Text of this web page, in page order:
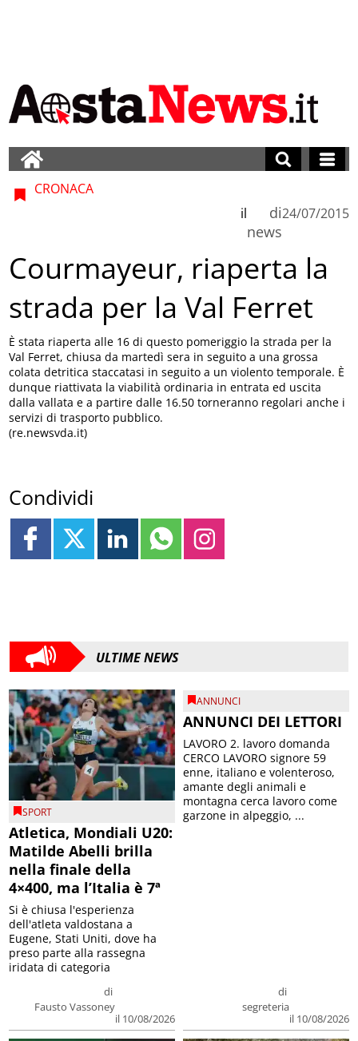
CRONACA
di
news
il 24/07/2015
Courmayeur, riaperta la
strada per la Val Ferret
È stata riaperta alle 16 di questo pomeriggio la strada per la
Val Ferret, chiusa da martedì sera in seguito a una grossa
colata detritica staccatasi in seguito a un violento temporale. È
dunque riattivata la viabilità ordinaria in entrata ed uscita
dalla vallata e a partire dalle 16.50 torneranno regolari anche i
servizi di trasporto pubblico.
(re.newsvda.it)
Condividi
ULTIME NEWS
SPORT
Atletica, Mondiali U20:
Matilde Abelli brilla
nella finale della
4×400, ma l’Italia è 7ª
di
Fausto Vassoney
il 10/08/2026
Si è chiusa l'esperienza
dell'atleta valdostana a
Eugene, Stati Uniti, dove ha
preso parte alla rassegna
iridata di categoria
ANNUNCI
ANNUNCI DEI LETTORI
di
segreteria
il 10/08/2026
LAVORO 2. lavoro domanda
CERCO LAVORO signore 59
enne, italiano e volenteroso,
amante degli animali e
montagna cerca lavoro come
garzone in alpeggio, ...